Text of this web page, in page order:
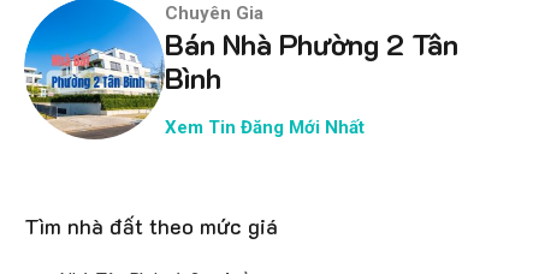
Chuyên Gia
Bán Nhà Phường 2 Tân
Bình
Xem Tin Đăng Mới Nhất
Tìm nhà đất theo mức giá